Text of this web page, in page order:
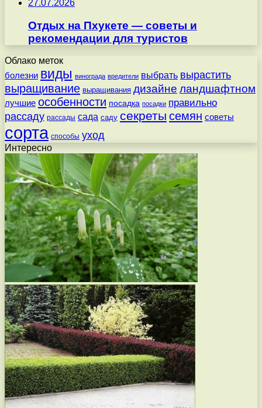
27.07.2026
Отдых на Пхукете — советы и
рекомендации для туристов
Облако меток
болезни виды винограда вредители выбрать вырастить
выращивание выращивания дизайне ландшафтном
лучшие особенности посадка посадки правильно
рассаду рассады сада саду секреты семян советы
сорта способы уход
Интересно